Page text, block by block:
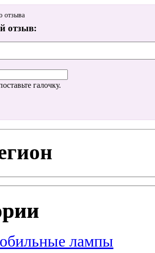
отзыва
отзыв:
галочку.
лампы